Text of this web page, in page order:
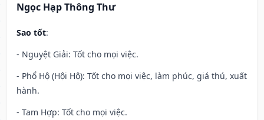
Ngọc Hạp Thông Thư
Sao tốt:
- Nguyệt Giải: Tốt cho mọi việc.
- Phổ Hộ (Hội Hộ): Tốt cho mọi việc, làm phúc, giá thú, xuất
hành.
- Tam Hợp: Tốt cho mọi việc.